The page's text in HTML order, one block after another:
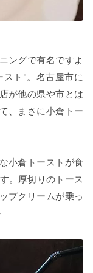
ングで有名ですよ
スト"。名古屋市に
が他の県や市とは
、まさに小倉トー
小倉トーストが食
。厚切りのトース
プクリームが乗っ